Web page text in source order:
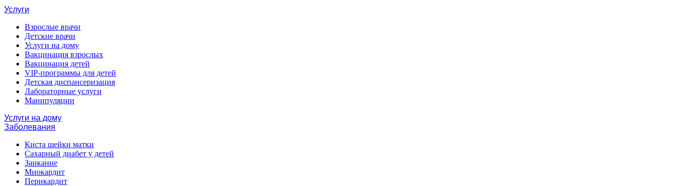
Услуги
Взрослые врачи
Детские врачи
Услуги на дому
Вакцинация взрослых
Вакцинация детей
VIP-программы для детей
Детская диспансеризация
Лабораторные услуги
Манипуляции
Услуги на дому
Заболевания
Киста шейки матки
Сахарный диабет у детей
Заикание
Миокардит
Перикардит